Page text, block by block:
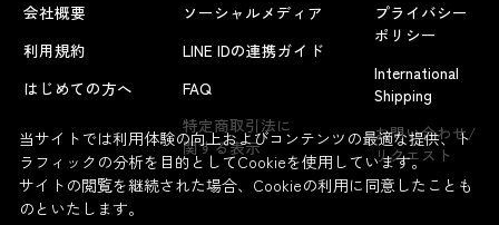
会社概要
利用規約
はじめての方へ
ソーシャルメディア
LINE IDの連携ガイド
FAQ
特定商取引法に
関する表示
プライバシー
ポリシー
International
Shipping
お問い合わせ/
リクエスト
当サイトでは利用体験の向上およびコンテンツの最適な提供、ト
ラフィックの分析を目的としてCookieを使用しています。
サイトの閲覧を継続された場合、Cookieの利用に同意したことも
のといたします。